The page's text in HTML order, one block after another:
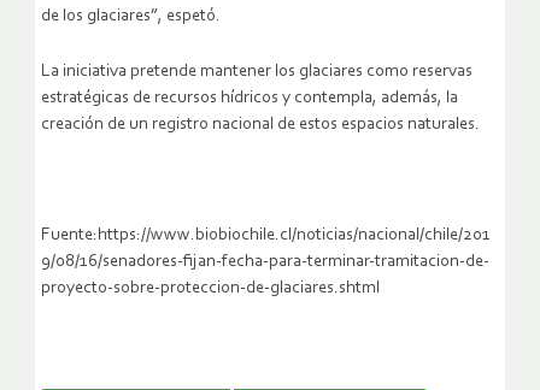
de los glaciares”, espetó.
La iniciativa pretende mantener los glaciares como reservas
estratégicas de recursos hídricos y contempla, además, la
creación de un registro nacional de estos espacios naturales.
Fuente:https://www.biobiochile.cl/noticias/nacional/chile/201
9/08/16/senadores-fijan-fecha-para-terminar-tramitacion-de-
proyecto-sobre-proteccion-de-glaciares.shtml